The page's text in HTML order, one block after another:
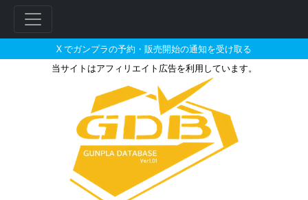
X でガンプラの予約・販売開始の通知を受け取る
当サイトはアフィリエイト広告を利用しています。
ゾロアットの販売・再販・予約情